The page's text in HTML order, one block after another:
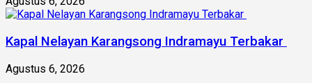
Kapal Nelayan Karangsong Indramayu Terbakar
Agustus 6, 2026